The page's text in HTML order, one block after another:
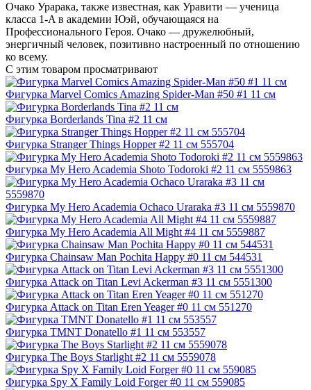
Очако Урарака, также известная, как Уравити — ученица
класса 1-A в академии Юэй, обучающаяся на
Профессионального Героя. Очако — дружелюбный,
энергичный человек, позитивно настроенный по отношению
ко всему.
С этим товаром просматривают
Фигурка Marvel Comics Amazing Spider-Man #50 #1 11 см
Фигурка Borderlands Tina #2 11 см
Фигурка Stranger Things Hopper #2 11 см 555704
Фигурка My Hero Academia Shoto Todoroki #2 11 см 5559863
Фигурка My Hero Academia Ochaco Uraraka #3 11 см 5559870
Фигурка My Hero Academia All Might #4 11 см 5559887
Фигурка Chainsaw Man Pochita Happy #0 11 см 544531
Фигурка Attack on Titan Levi Ackerman #3 11 см 5551300
Фигурка Attack on Titan Eren Yeager #0 11 см 551270
Фигурка TMNT Donatello #1 11 см 553557
Фигурка The Boys Starlight #2 11 см 5559078
Фигурка Spy X Family Loid Forger #0 11 см 559085